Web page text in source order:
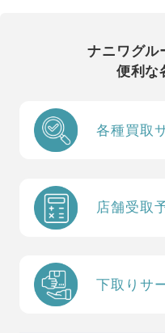
ナニワグル
便利な
各種買取
店舗受取
下取りサ